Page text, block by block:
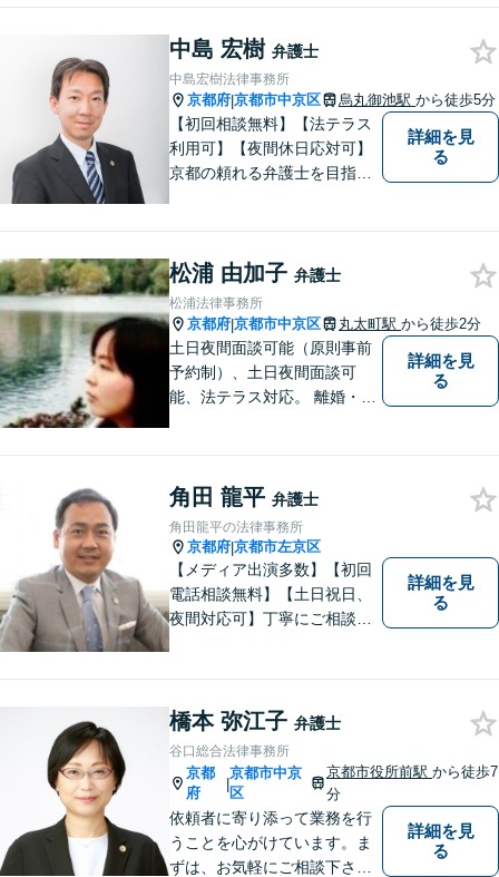
導、フリーランス・スタート
アップ支援など、幅広いご相
談に対応【税務訴訟】税務調
査対応、タックスプランニン
グなど。
中島 宏樹 弁護士
中島宏樹法律事務所
京都府|京都市中京区 烏丸御池駅 から徒歩5分
【初回相談無料】【法テラス
利用可】【夜間休日応対可】
京都の頼れる弁護士を目指し
ます。
詳細を見
る
松浦 由加子 弁護士
松浦法律事務所
京都府|京都市中京区 丸太町駅 から徒歩2分
土日夜間面談可能（原則事前
予約制）、土日夜間面談可
能、法テラス対応。 離婚・借
問題・クレーマー対応など事
業者様にも広く対応しており
ます。お気軽にご相談くださ
い。
詳細を見
る
角田 龍平 弁護士
角田龍平の法律事務所
京都府|京都市左京区
【メディア出演多数】【初回
電話相談無料】【土日祝日、
夜間対応可】丁寧にご相談を
格を徹底的に守ります！
詳細を見
る
橋本 弥江子 弁護士
谷口総合法律事務所
京都
府
|
京都市中京
区
京都市役所前駅から徒歩7
分
依頼者に寄り添って業務を行
うことを心がけています。ま
ずは、お気軽にご相談下さ
詳細を見
る